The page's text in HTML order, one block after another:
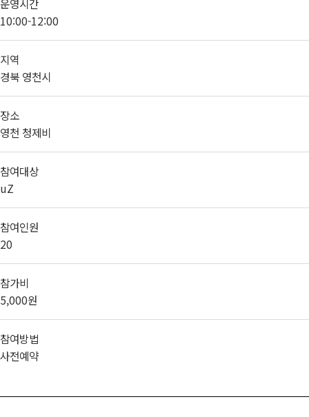
운영시간
10:00-12:00
지역
경북 영천시
장소
영천 청제비
참여대상
uZ
참여인원
20
참가비
5,000원
참여방법
사전예약